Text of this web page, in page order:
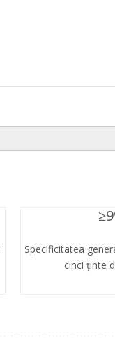
Specificitatea
cinci ținte